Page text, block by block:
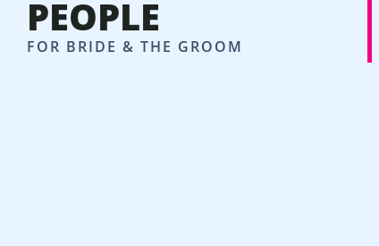
PEOPLE
FOR BRIDE & THE GROOM